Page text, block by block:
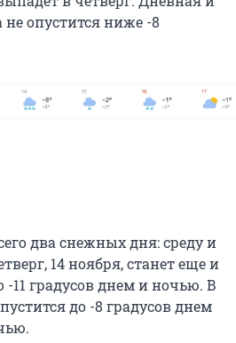
опустится ниже -8
два снежных дня: среду и
14 ноября, станет еще и
градусов днем и ночью. В
до -8 градусов днем